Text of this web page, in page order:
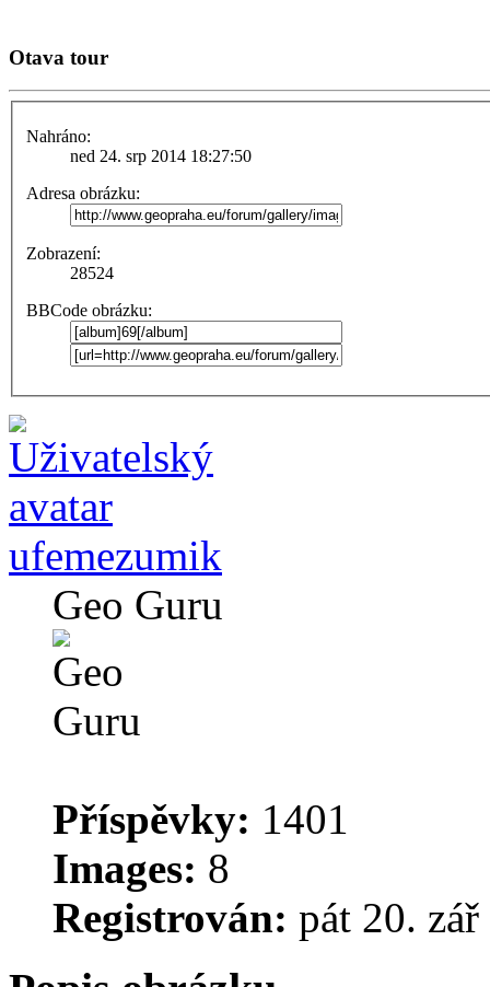
Otava tour
Nahráno:
ned 24. srp 2014 18:27:50
Adresa obrázku:
Zobrazení:
28524
BBCode obrázku:
ufemezumik
Geo Guru
Příspěvky: 1401
Images: 8
Registrován: pát 20.